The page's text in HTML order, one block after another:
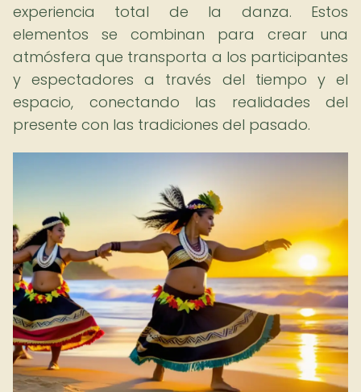
experiencia total de la danza. Estos
elementos se combinan para crear una
atmósfera que transporta a los participantes
y espectadores a través del tiempo y el
espacio, conectando las realidades del
presente con las tradiciones del pasado.